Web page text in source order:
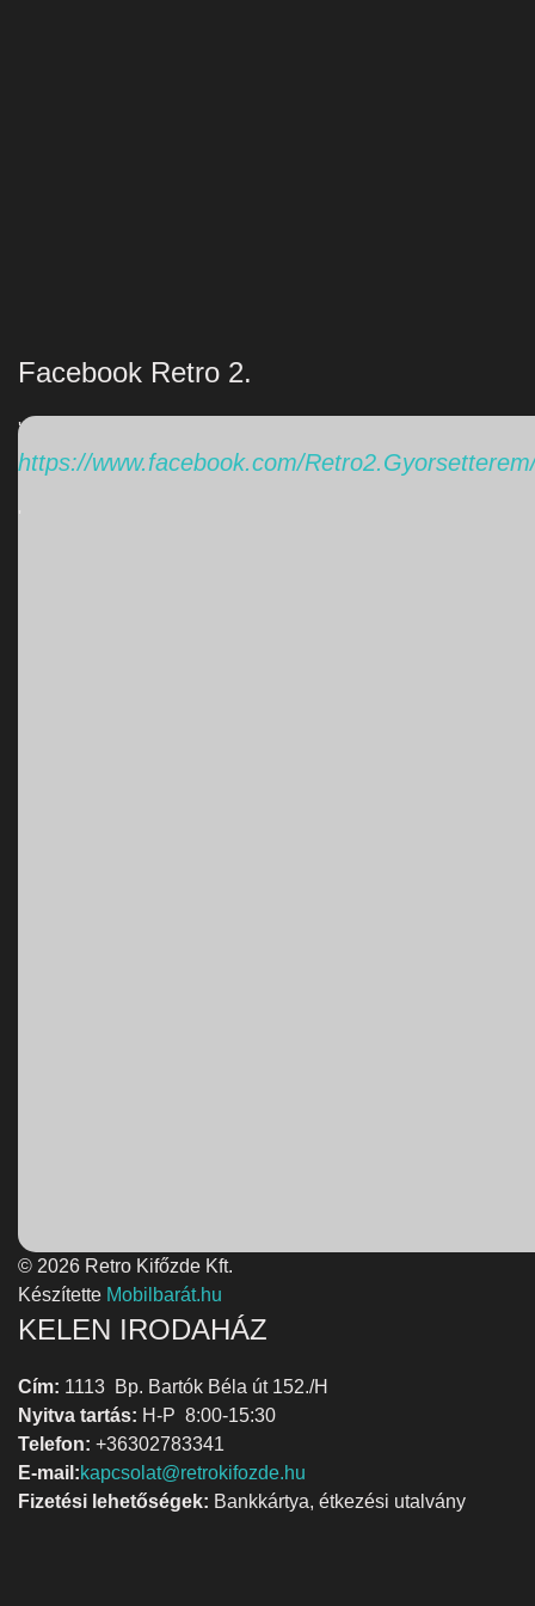
Facebook Retro 2.
'
https://www.facebook.com/
'
© 2026 Retro Kifőzde Kft.
Készítette Mobilbarát.hu
KELEN IRODAHÁZ
Cím: 1113 Bp. Bartók Béla út 152./H
Nyitva tartás: H-P 8:00-15:30
Telefon: +36302783341
E-mail:kapcsolat@retrokifozde.hu
Fizetési lehetőségek: Bankkártya, étkezési utalvány